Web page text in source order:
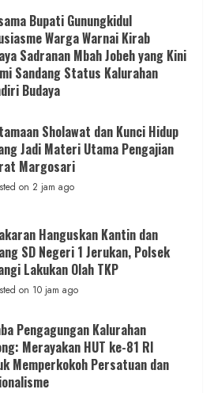
Bupati Gunungkidul
Warga Warnai Kirab
Sadranan Mbah Jobeh yang Kini
Sandang Status Kalurahan
Budaya
Sholawat dan Kunci Hidup
Jadi Materi Utama Pengajian
Margosari
on 2 jam ago
Hanguskan Kantin dan
SD Negeri 1 Jerukan, Polsek
Lakukan Olah TKP
on 10 jam ago
Pengagungan Kalurahan
Merayakan HUT ke-81 RI
Memperkokoh Persatuan dan